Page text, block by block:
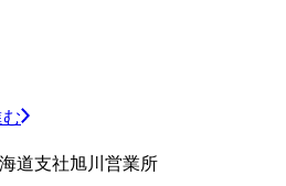
道支社旭川営業所